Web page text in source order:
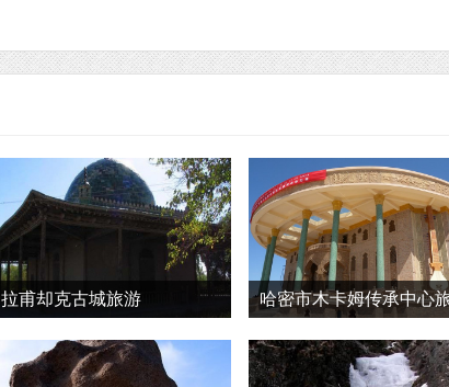
拉甫却克古城旅游 哈密市木卡姆传承中心